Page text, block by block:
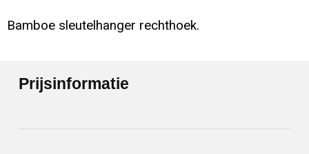
Bamboe sleutelhanger rechthoek.
Prijsinformatie